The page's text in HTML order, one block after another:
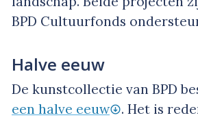
BPD Cultuurfonds
Halve eeuw
De kunstcollectie van BPD
een halve eeuw
. Het is